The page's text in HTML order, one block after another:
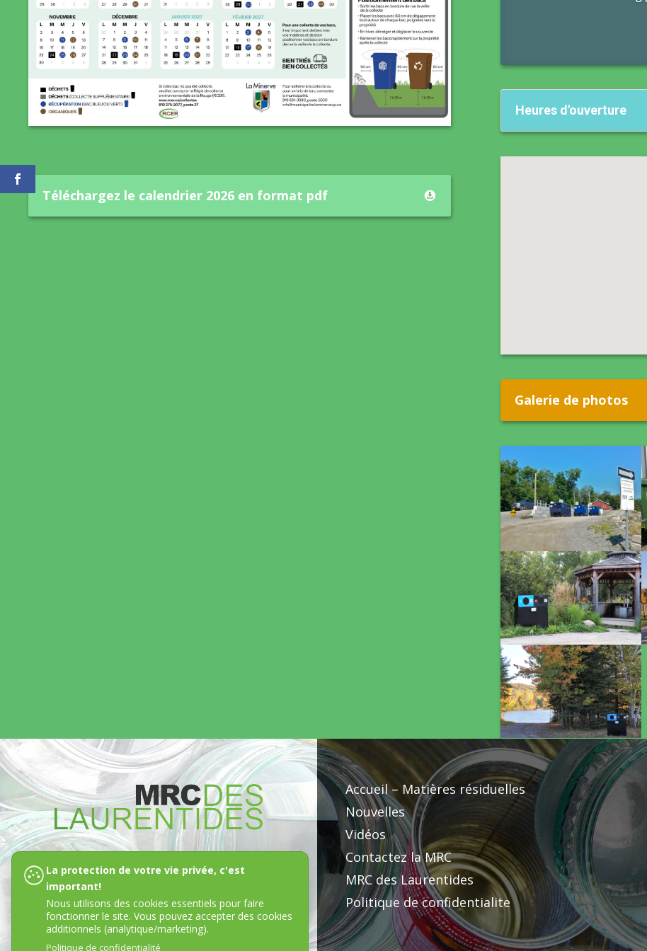
Téléchargez le calendrier 2026 en format pdf
Heures d'ouverture
Galerie de photos
Accueil – Matières résiduelles
Nouvelles
Vidéos
Contactez la MRC
MRC des Laurentides
Politique de confidentialite
La protection de votre vie privée, c'est
important!
Nous utilisons des cookies essentiels pour faire
fonctionner le site. Vous pouvez accepter des cookies
additionnels (analytique/marketing).
Politique de confidentialité